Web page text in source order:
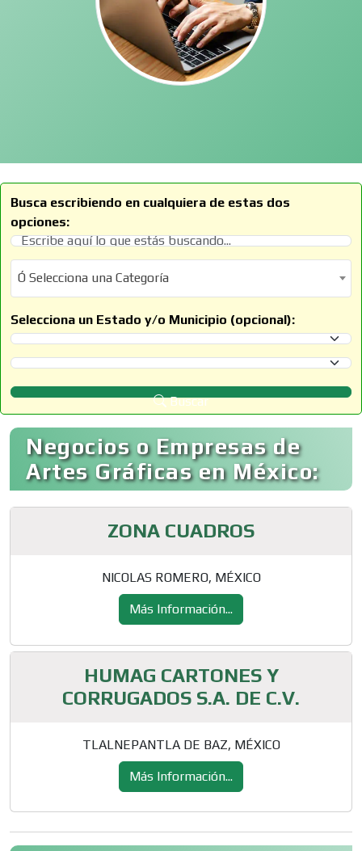
Busca escribiendo en cualquiera de estas dos
opciones:
Ó Selecciona una Categoría
Ó Selecciona una Categoría
Selecciona un Estado y/o Municipio (opcional):
Selecciona un Estado
Selecciona un Municipio
Buscar
Negocios o Empresas de
Artes Gráficas en México:
ZONA CUADROS
NICOLAS ROMERO, MÉXICO
Más Información...
HUMAG CARTONES Y
CORRUGADOS S.A. DE C.V.
TLALNEPANTLA DE BAZ, MÉXICO
Más Información...